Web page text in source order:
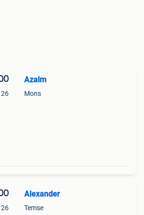
26
Azalm
Mons
26
Alexander
Temse